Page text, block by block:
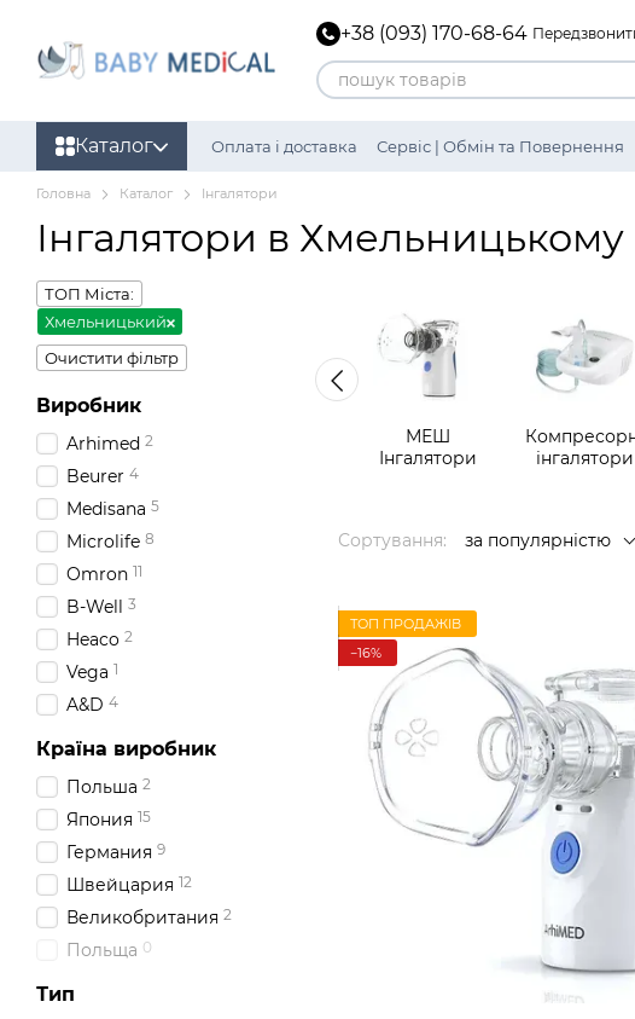
+38 (093) 170-68-64
Каталог Оплата і доставка Сервіс | Обмін та Повернення
Головна Каталог Інгалятори
Інгалятори в Хмельницькому
МЕШ
Інгалятори
інгалятори
Сортування: за популярністю
ТОП ПРОДАЖІВ
−16%
ТОП Міста:
Хмельницький
Очистити фільтр
Виробник
Arhimed 2
Beurer 4
Medisana 5
Microlife 8
Omron 11
B-Well 3
Heaco 2
Vega 1
A&D 4
Країна виробник
Польша 2
Япония 15
Германия 9
Швейцария 12
Великобритания 2
Польща 0
Тип